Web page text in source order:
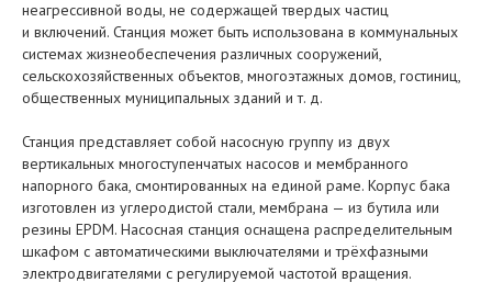
неагрессивной воды, не содержащей твердых частиц
и включений. Станция может быть использована в коммунальных
системах жизнеобеспечения различных сооружений,
сельскохозяйственных объектов, многоэтажных домов, гостиниц,
общественных муниципальных зданий и т. д.
Станция представляет собой насосную группу из двух
вертикальных многоступенчатых насосов и мембранного
напорного бака, смонтированных на единой раме. Корпус бака
изготовлен из углеродистой стали, мембрана — из бутила или
резины EPDM. Насосная станция оснащена распределительным
шкафом с автоматическими выключателями и трёхфазными
электродвигателями с регулируемой частотой вращения.